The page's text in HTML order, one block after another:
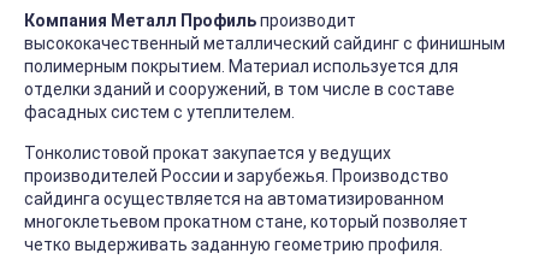
Компания Металл Профильпроизводит
высококачественный металлический сайдинг с финишным
полимерным покрытием. Материал используется для
отделки зданий и сооружений, в том числе в составе
фасадных систем с утеплителем.
Тонколистовой прокат закупается у ведущих
производителей России и зарубежья. Производство
сайдинга осуществляется на автоматизированном
многоклетьевом прокатном стане, который позволяет
четко выдерживать заданную геометрию профиля.